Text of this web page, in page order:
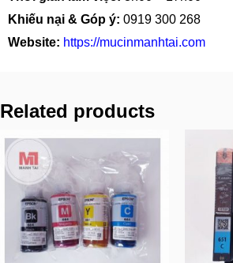
Khiếu nại & Góp ý: 0919 300 268
Website: https://mucinmanhtai.com
Related products